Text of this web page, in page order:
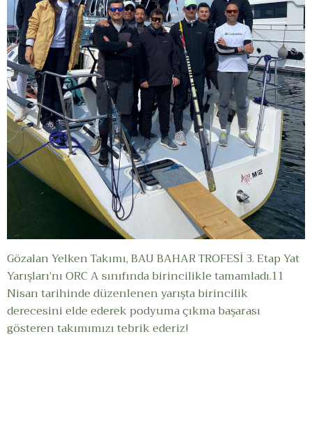
Gözalan Yelken Takımı, BAU BAHAR TROFESİ 3. Etap Yat
Yarışları’nı ORC A sınıfında birincilikle tamamladı.11
Nisan tarihinde düzenlenen yarışta birincilik
derecesini elde ederek podyuma çıkma başarası
gösteren takımımızı tebrik ederiz!